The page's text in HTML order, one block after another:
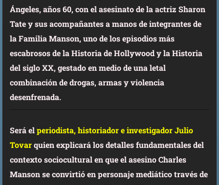
Ángeles, años 60, con el asesinato de la actriz Sharon
Tate y sus acompañantes a manos de integrantes de
la Familia Manson, uno de los episodios más
escabrosos de la Historia de Hollywood y la Historia
del siglo XX, gestado en medio de una letal
combinación de drogas, armas y violencia
desenfrenada.
Será elperiodista, historiador e investigador Julio
Tovarquien explicará los detalles fundamentales del
contexto sociocultural en que el asesino Charles
Manson se convirtió en personaje mediático través de